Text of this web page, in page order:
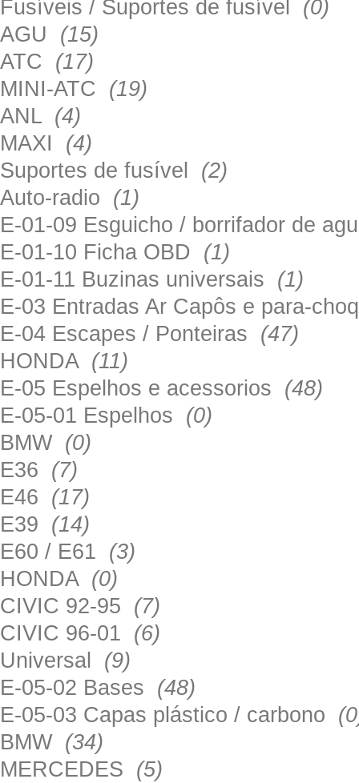
Fusíveis / Suportes de fusível (0)
AGU (15)
ATC (17)
MINI-ATC (19)
ANL (4)
MAXI (4)
Suportes de fusível (2)
Auto-radio (1)
E-01-09 Esguicho / borrifador de
E-01-10 Ficha OBD (1)
E-01-11 Buzinas universais (1)
E-03 Entradas Ar Capôs e para-
E-04 Escapes / Ponteiras (47)
HONDA (11)
E-05 Espelhos e acessorios (48)
E-05-01 Espelhos (0)
BMW (0)
E36 (7)
E46 (17)
E39 (14)
E60 / E61 (3)
HONDA (0)
CIVIC 92-95 (7)
CIVIC 96-01 (6)
Universal (9)
E-05-02 Bases (48)
E-05-03 Capas plástico / carbono
BMW (34)
MERCEDES (5)